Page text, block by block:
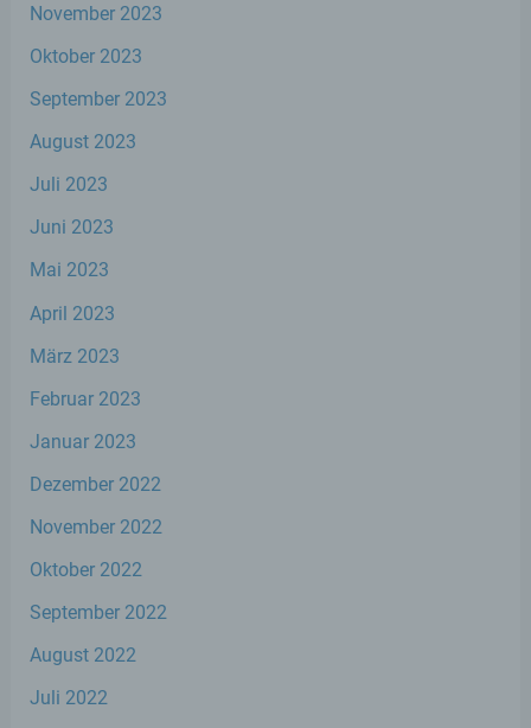
November 2023
Oktober 2023
September 2023
August 2023
Juli 2023
Juni 2023
Mai 2023
April 2023
März 2023
Februar 2023
Januar 2023
Dezember 2022
November 2022
Oktober 2022
September 2022
August 2022
Juli 2022
oder Ortswechsel dieser natürlichen Person
zu analysieren oder vorherzusagen.
auf welche die personenbezogenen Daten
können, sofern diese zusätzlichen
werden und technischen und
die gewährleisten, dass die
personenbezogenen Daten nicht einer
identifizierten oder identifizierbaren
natürlichen Person zugewiesen werden.
Verarbeitung Verantwortlicher
Verantwortlicher ist die natürliche oder